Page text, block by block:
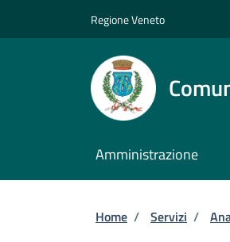
Regione Veneto
Amministrazione
Briciole
Home / Servizi /